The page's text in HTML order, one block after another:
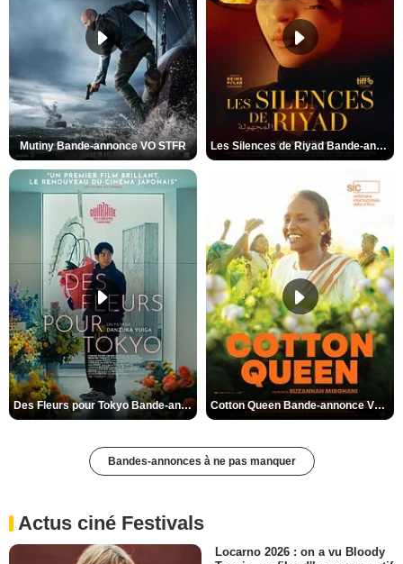
Mutiny Bande-annonce VO STFR Les Silences de Riyad Bande-annonce VO STFR
Des Fleurs pour Tokyo Bande-annonce VO STFR Cotton Queen Bande-annonce VO STFR
Bandes-annonces à ne pas manquer
Actus ciné Festivals
Locarno 2026 : on a vu Bloody